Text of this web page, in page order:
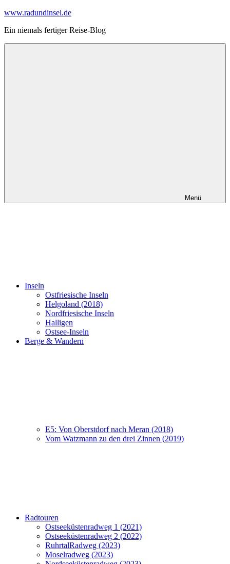
Zum
springen
www.radundinsel.de
Ein niemals fertiger Reise-Blog
Menü
Inseln
Ostfriesische Inseln
Helgoland (2018)
Nordfriesische Inseln
Halligen
Ostsee-Inseln
Berge & Wandern
E5: Von Oberstdorf nach Meran (2018)
Vom Watzmann zu den drei Zinnen (2019)
Radtouren
Ostseeküstenradweg 1 (2021)
Ostseeküstenradweg 2 (2022)
RuhrtalRadweg (2023)
Moselradweg (2023)